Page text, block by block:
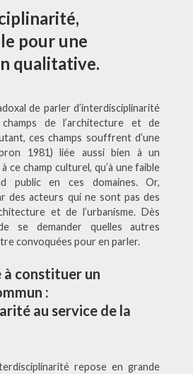
pour une
qualitative.
de parler d’interdisciplinarité
de l’architecture et de
ces champs souffrent d’une
1981) liée aussi bien à un
ce champ culturel, qu’à une faible
public en ces domaines. Or,
des acteurs qui ne sont pas des
et de l’urbanisme. Dès
se demander quelles autres
convoquées pour en parler.
constituer un
:
au service de la
repose en grande